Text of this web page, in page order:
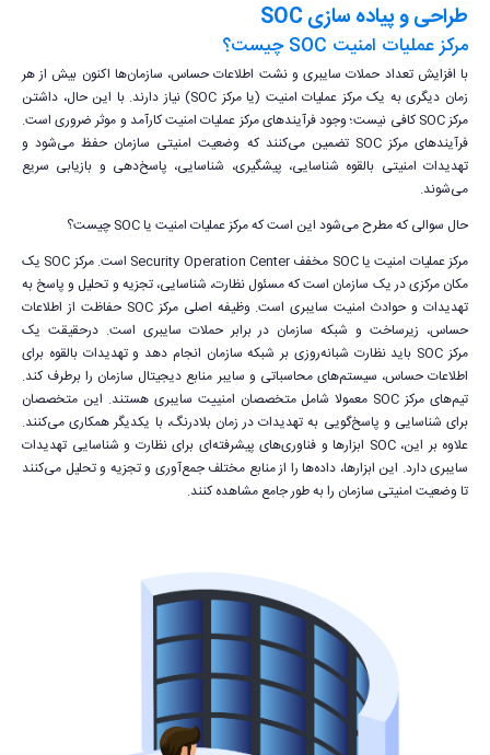
طراحی و پیاده سازی SOC
مرکز عملیات امنیت SOC چیست؟
با افزایش تعداد حملات سایبری و نشت اطلاعات حساس، سازمان‌ها اکنون بیش از هر
زمان دیگری به یک مرکز عملیات امنیت (یا مرکز SOC) نیاز دارند. با این حال، داشتن
مرکز SOC کافی نیست؛ وجود فرآیندهای مرکز عملیات امنیت کارآمد و موثر ضروری است.
فرآیندهای مرکز SOC تضمین می‌کنند که وضعیت امنیتی سازمان حفظ می‌شود و
تهدیدات امنیتی بالقوه شناسایی، پیشگیری، شناسایی، پاسخ‌دهی و بازیابی سریع
می‌شوند.
حال سوالی که مطرح می‌شود این است که مرکز عملیات امنیت یا SOC چیست؟
مرکز عملیات امنیت یا SOC مخفف Security Operation Center است. مرکز SOC یک
مکان مرکزی در یک سازمان است که مسئول نظارت، شناسایی، تجزیه و تحلیل و پاسخ به
تهدیدات و حوادث امنیت سایبری است. وظیفه اصلی مرکز SOC حفاظت از اطلاعات
حساس، زیرساخت و شبکه سازمان در برابر حملات سایبری است. درحقیقت یک
مرکز SOC باید نظارت شبانه‌روزی بر شبکه سازمان انجام دهد و تهدیدات بالقوه برای
اطلاعات حساس، سیستم‌های محاسباتی و سایبر منابع دیجیتال سازمان را برطرف کند.
تیم‌های مرکز SOC معمولا شامل متخصصان امنییت سایبری هستند. این متخصصان
برای شناسایی و پاسخ‌گویی به تهدیدات در زمان بلادرنگ، با یکدیگر همکاری می‌کنند.
علاوه بر این، SOC ابزارها و فناوری‌های پیشرفته‌ای برای نظارت و شناسایی تهدیدات
سایبری دارد. این ابزارها، داده‌ها را از منابع مختلف جمع‌آوری و تجزیه و تحلیل می‌کنند
تا وضعیت امنیتی سازمان را به طور جامع مشاهده کنند.